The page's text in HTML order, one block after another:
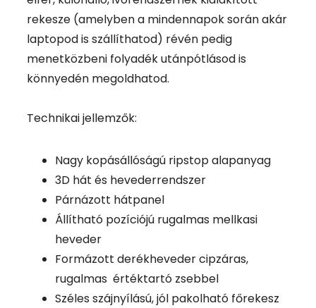
rekesze (amelyben a mindennapok során akár
laptopod is szállíthatod) révén pedig
menetközbeni folyadék utánpótlásod is
könnyedén megoldhatod.
Technikai jellemzők:
Nagy kopásállóságú ripstop alapanyag
3D hát és hevederrendszer
Párnázott hátpanel
Állítható pozíciójú rugalmas mellkasi
heveder
Formázott derékheveder cipzáras,
rugalmas értéktartó zsebbel
Széles szájnyílású, jól pakolható főrekesz